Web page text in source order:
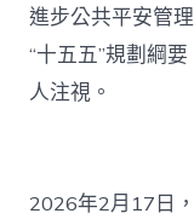
進步公共平安管
“十五五”規劃綱
人注視。
2026年2月17日